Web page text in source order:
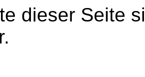
dieser Seite